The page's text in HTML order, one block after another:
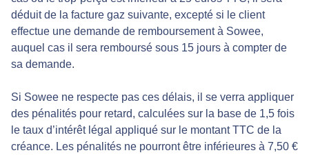
déduit de la facture gaz suivante, excepté si le client
effectue une demande de remboursement à Sowee,
auquel cas il sera remboursé sous 15 jours à compter de
sa demande.
Si Sowee ne respecte pas ces délais, il se verra appliquer
des pénalités pour retard, calculées sur la base de 1,5 fois
le taux d’intérêt légal appliqué sur le montant TTC de la
créance. Les pénalités ne pourront être inférieures à 7,50 €